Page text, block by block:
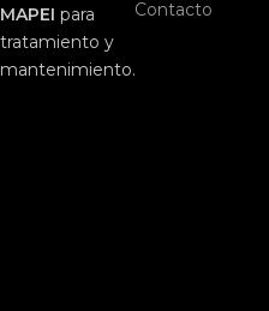
MAPEI para
tratamiento y
mantenimiento.
Contacto